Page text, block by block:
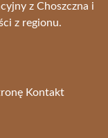
z Choszczna i
z regionu.
Kontakt